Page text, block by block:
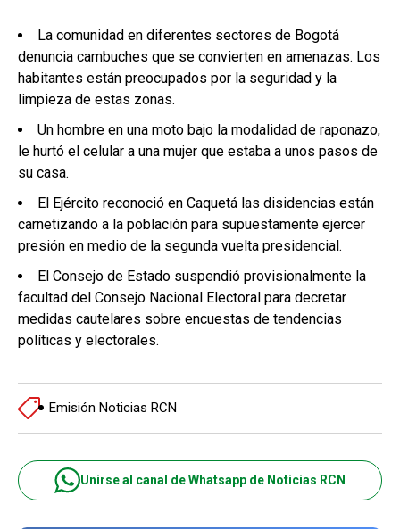
La comunidad en diferentes sectores de Bogotá
denuncia cambuches que se convierten en amenazas. Los
habitantes están preocupados por la seguridad y la
limpieza de estas zonas.
Un hombre en una moto bajo la modalidad de raponazo,
le hurtó el celular a una mujer que estaba a unos pasos de
su casa.
El Ejército reconoció en Caquetá las disidencias están
carnetizando a la población para supuestamente ejercer
presión en medio de la segunda vuelta presidencial.
El Consejo de Estado suspendió provisionalmente la
facultad del Consejo Nacional Electoral para decretar
medidas cautelares sobre encuestas de tendencias
políticas y electorales.
Emisión Noticias RCN
Unirse al canal de Whatsapp de Noticias RCN